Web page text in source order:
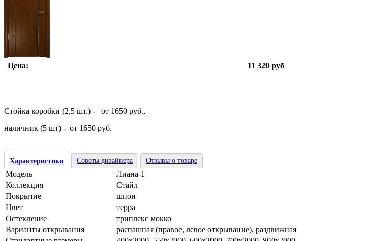
Цена: 11 320 руб
Стойка коробки (2,5 шт.) - от 1650 руб.,
наличник (5 шт) - от 1650 руб.
Характеристики Советы дизайнера Отзывы о товаре
Модель
Лиана-1
Коллекция
Стайл
Покрытие
шпон
Цвет
терра
Остекление
триплекс мокко
Варианты открывания
распашная (правое, левое открывание), раздвижная